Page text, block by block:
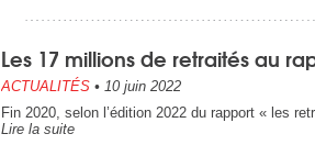
Les 17 millions de retraités au
ACTUALITÉS • 10 juin 2022
Fin 2020, selon l’édition 2022 du rapport « les
Lire la suite